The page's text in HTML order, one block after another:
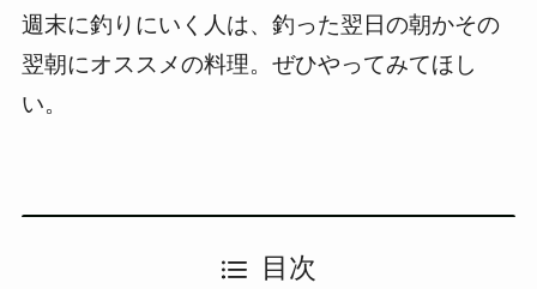
週末に釣りにいく人は、釣った翌日の朝かその
翌朝にオススメの料理。ぜひやってみてほし
い。
目次